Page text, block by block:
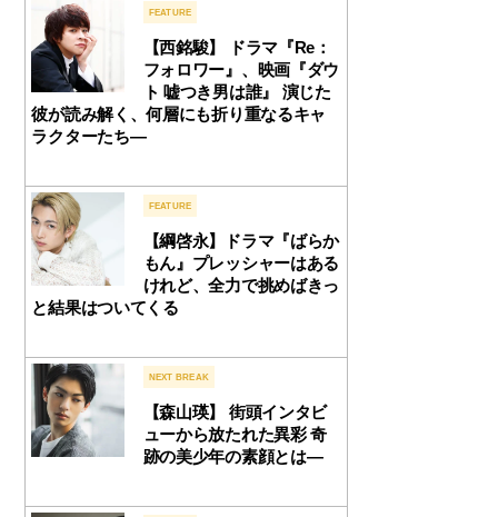
FEATURE
【西銘駿】 ドラマ『Re：
フォロワー』、映画『ダウ
ト 嘘つき男は誰』 演じた
彼が読み解く、何層にも折り重なるキャ
ラクターたち―
FEATURE
【綱啓永】ドラマ『ばらか
もん』プレッシャーはある
けれど、全力で挑めばきっ
と結果はついてくる
NEXT BREAK
【森山瑛】 街頭インタビ
ューから放たれた異彩 奇
跡の美少年の素顔とは―